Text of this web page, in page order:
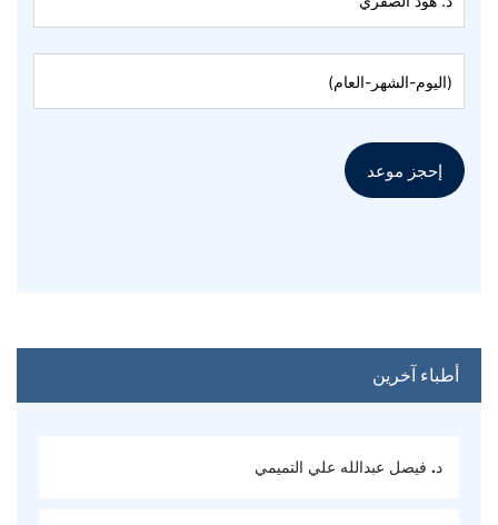
إحجز موعد
أطباء آخرين
د. فيصل عبدالله علي التميمي